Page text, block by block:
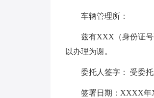
车辆管理所：
兹有XXX（身份证
以办理为谢。
委托人签字： 受委托
签署日期：XXXX年